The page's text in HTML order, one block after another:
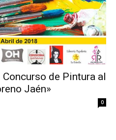
de Pintura al
Jaén»
0